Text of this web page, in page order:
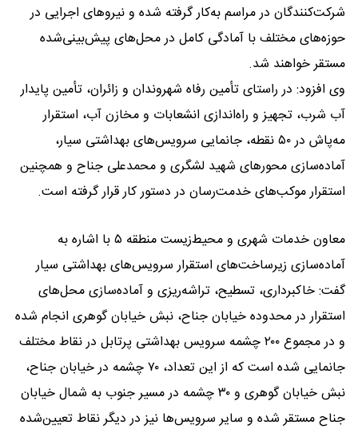
شرکت‌کنندگان در مراسم به‌کار گرفته شده و نیروهای اجرایی در
حوزه‌های مختلف با آمادگی کامل در محل‌های پیش‌بینی‌شده
مستقر خواهند شد.
‎وی افزود: در راستای تأمین رفاه شهروندان و زائران، تأمین پایدار
آب شرب، تجهیز و راه‌اندازی انشعابات و مخازن آب، استقرار
مه‌پاش در ۵۰ نقطه، جانمایی سرویس‌های بهداشتی سیار،
آماده‌سازی محورهای شهید لشگری و محمدعلی جناح و همچنین
استقرار موکب‌های خدمت‌رسان در دستور کار قرار گرفته است.
‎معاون خدمات شهری و محیط‌زیست منطقه ۵ با اشاره به
آماده‌سازی زیرساخت‌های استقرار سرویس‌های بهداشتی سیار
گفت: خاکبرداری، تسطیح، تراشه‌ریزی و آماده‌سازی محل‌های
استقرار در محدوده خیابان جناح، نبش خیابان گوهری انجام شده
و در مجموع ۲۰۰ چشمه سرویس بهداشتی پرتابل در نقاط مختلف
جانمایی شده است که از این تعداد، ۷۰ چشمه در خیابان جناح،
نبش خیابان گوهری و ۳۰ چشمه در مسیر جنوب به شمال خیابان
جناح مستقر شده و سایر سرویس‌ها نیز در دیگر نقاط تعیین‌شده